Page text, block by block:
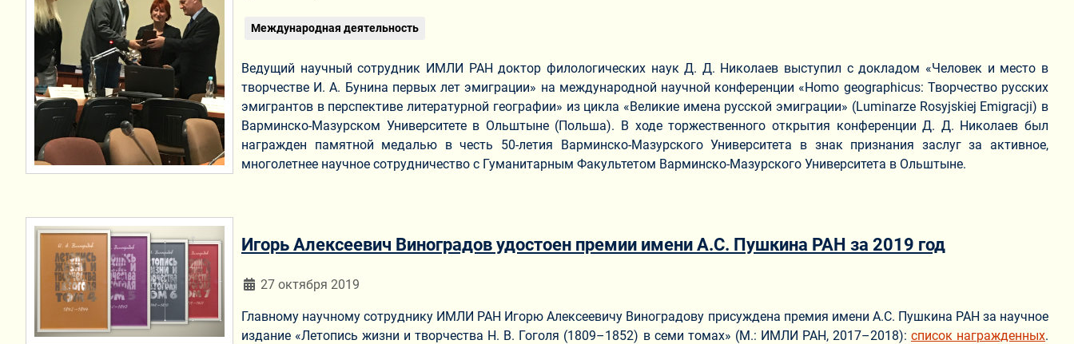
Международная деятельность
Ведущий научный сотрудник ИМЛИ РАН доктор филологических наук Д. Д. Николаев выступил с докладом «Человек и место в
творчестве И. А. Бунина первых лет эмиграции» на международной научной конференции «Homo geographicus: Творчество русских
эмигрантов в перспективе литературной географии» из цикла «Великие имена русской эмиграции» (Luminarze Rosyjskiej Emigracji) в
Варминско-Мазурском Университете в Ольштыне (Польша). В ходе торжественного открытия конференции Д. Д. Николаев был
награжден памятной медалью в честь 50-летия Варминско-Мазурского Университета в знак признания заслуг за активное,
многолетнее научное сотрудничество с Гуманитарным Факультетом Варминско-Мазурского Университета в Ольштыне.
Игорь Алексеевич Виноградов удостоен премии имени А.С. Пушкина РАН за 2019 год
Информация о материале
27 октября 2019
Главному научному сотруднику ИМЛИ РАН Игорю Алексеевичу Виноградову присуждена премия имени А.С. Пушкина РАН за научное
издание «Летопись жизни и творчества Н. В. Гоголя (1809–1852) в семи томах» (М.: ИМЛИ РАН, 2017–2018): список награжденных.